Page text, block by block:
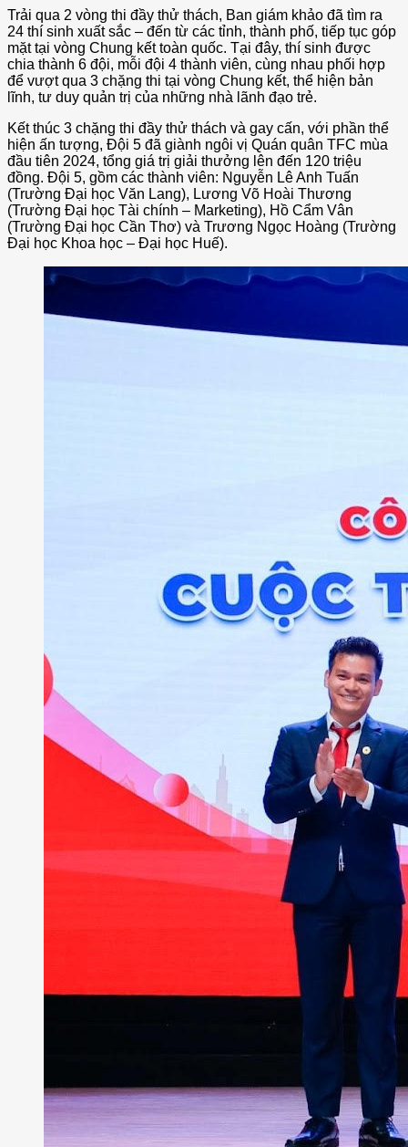
Trải qua 2 vòng thi đầy thử thách, Ban giám khảo đã tìm ra
24 thí sinh xuất sắc – đến từ các tỉnh, thành phố, tiếp tục góp
mặt tại vòng Chung kết toàn quốc. Tại đây, thí sinh được
chia thành 6 đội, mỗi đội 4 thành viên, cùng nhau phối hợp
để vượt qua 3 chặng thi tại vòng Chung kết, thể hiện bản
lĩnh, tư duy quản trị của những nhà lãnh đạo trẻ.
Kết thúc 3 chặng thi đầy thử thách và gay cấn, với phần thể
hiện ấn tượng, Đội 5 đã giành ngôi vị Quán quân TFC mùa
đầu tiên 2024, tổng giá trị giải thưởng lên đến 120 triệu
đồng. Đội 5, gồm các thành viên: Nguyễn Lê Anh Tuấn
(Trường Đại học Văn Lang), Lương Võ Hoài Thương
(Trường Đại học Tài chính – Marketing), Hồ Cẩm Vân
(Trường Đại học Cần Thơ) và Trương Ngọc Hoàng (Trường
Đại học Khoa học – Đại học Huế).